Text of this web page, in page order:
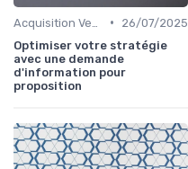
•
26/07/2025
Optimiser votre stratégie
avec une demande
d'information pour
proposition